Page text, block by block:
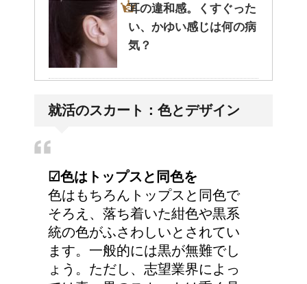
耳の違和感。くすぐった
い、かゆい感じは何の病
気？
て、やはり傾向があるの
労災保険の請求で病院が
2か所の場合はどうなる
の？
人が死ぬ前に感じる予感
就活のスカート：色とデザイン
☑︎色はトップスと同色を
色はもちろんトップスと同色で
そろえ、落ち着いた紺色や黒系
統の色がふさわしいとされてい
ます。一般的には黒が無難でし
ょう。ただし、志望業界によっ